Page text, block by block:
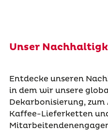
Unser
Entdecke unseren
in dem wir unsere
Dekarbonisierung,
Kaffee-Lieferketten